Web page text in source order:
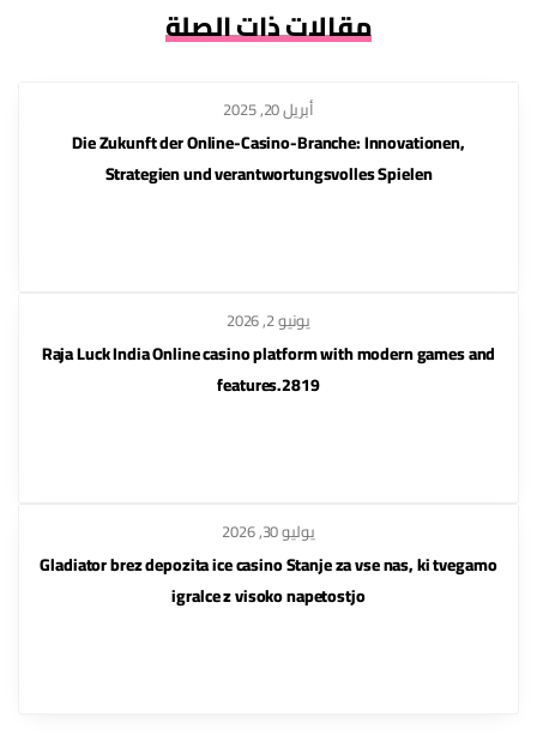
مقالات ذات الصلة
أبريل 20, 2025
Die Zukunft der Online-Casino-Branche: Innovationen,
Strategien und verantwortungsvolles Spielen
يونيو 2, 2026
Raja Luck India Online casino platform with modern games and
features.2819
يوليو 30, 2026
Gladiator brez depozita ice casino Stanje za vse nas, ki tvegamo
igralce z visoko napetostjo